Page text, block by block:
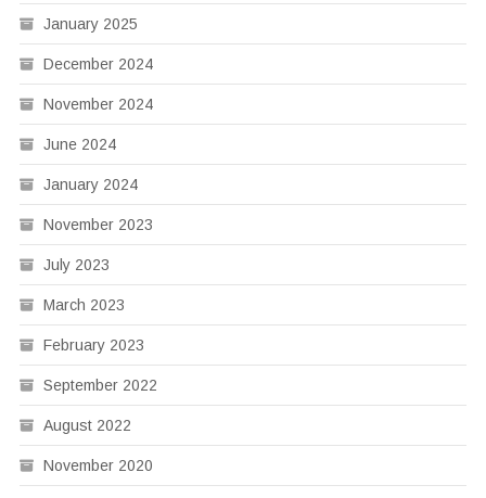
January 2025
December 2024
November 2024
June 2024
January 2024
November 2023
July 2023
March 2023
February 2023
September 2022
August 2022
November 2020